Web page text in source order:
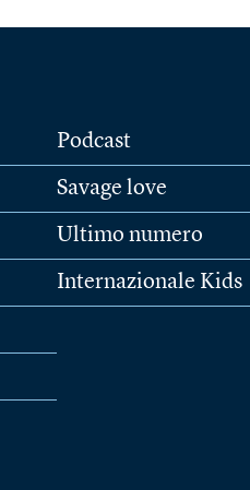
Podcast
Savage love
Ultimo numero
Internazionale Kids